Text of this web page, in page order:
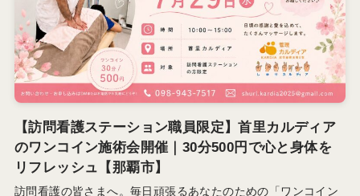
【訪問看護ステーション職員限定】首里カルディア
のワンコイン施術会開催｜30分500円で心と身体を
リフレッシュ【那覇市】
訪問看護の皆さまへ。毎日頑張るあなたのための「ワンコイン